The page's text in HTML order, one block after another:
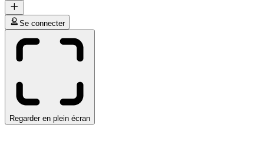
Se connecter
Regarder en plein écran